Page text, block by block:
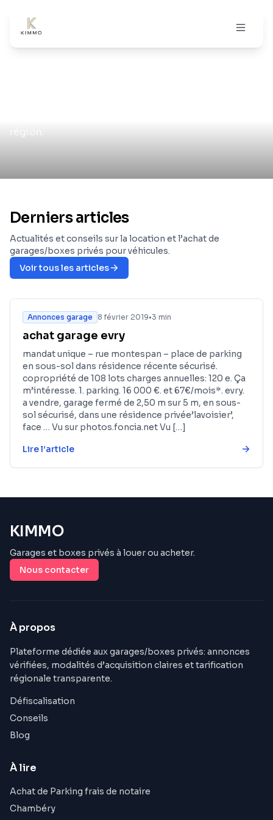
Achat garage et parking
Accueil/Blog
Derniers articles
Actualités et conseils sur la location et l’achat de
garages/boxes privés pour véhicules.
Voir tous les articles
Annonces garage 8 février 2019•3 min
achat garage evry
mandat unique – rue montespan – place de parking
en sous-sol dans résidence récente sécurisé.
copropriété de 108 lots charges annuelles: 120 e. Ça
m’intéresse. 1. parking. 16 000 €. et 67€/mois*. evry.
a vendre, garage fermé de 2,50 m sur 5 m, en sous-
sol sécurisé, dans une résidence privée’lavoisier’,
face … Vu sur photos.foncia.net Vu […]
Lire l’article
KIMMO
Garages et boxes privés à louer ou acheter.
Nous contacter
À propos
Plateforme dédiée aux garages/boxes privés: annonces
vérifiées, modalités d’acquisition claires et tarification
régionale transparente.
Défiscalisation
Conseils
Blog
À lire
Achat de Parking frais de notaire
Chambéry